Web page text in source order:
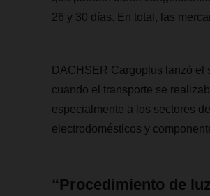
26 y 30 días. En total, las
DACHSER Cargoplus lanzó el
cuando el transporte se
especialmente a los sectores
electrodomésticos y
“Procedimiento de